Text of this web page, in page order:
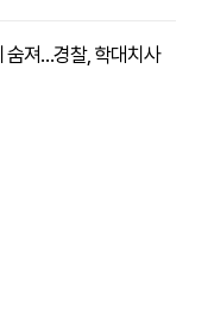
관련 브리핑을 하고 있
숨져…경찰, 학대치사